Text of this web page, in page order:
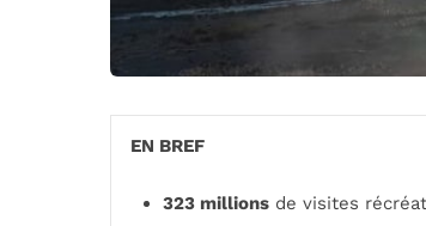
EN BREF
323 millions de visites